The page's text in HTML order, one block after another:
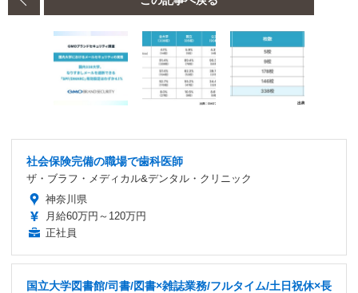
社会保険完備の職場で歯科医師
ザ・ブラフ・メディカル&デンタル・クリニック
神奈川県
月給60万円～120万円
正社員
国立大学図書館/司書/図書×雑誌業務/フルタイム/土日祝休×長